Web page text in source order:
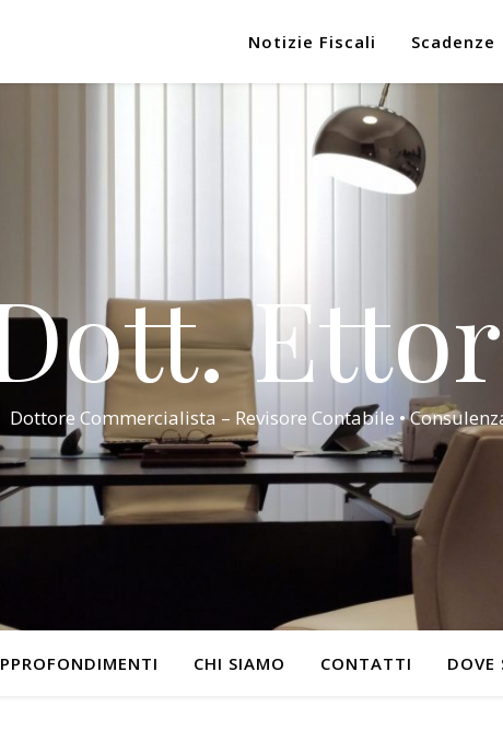
Notizie Fiscali Scadenze
Dottore Commercialista – Revisore Contabile •
CHI SIAMO CONTATTI DOVE